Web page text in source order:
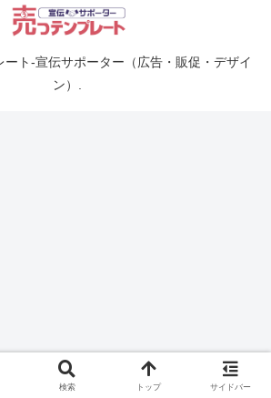
ト-宣伝サポーター（広告・販促・デザイ
ン）.
検索 トップ サイドバー